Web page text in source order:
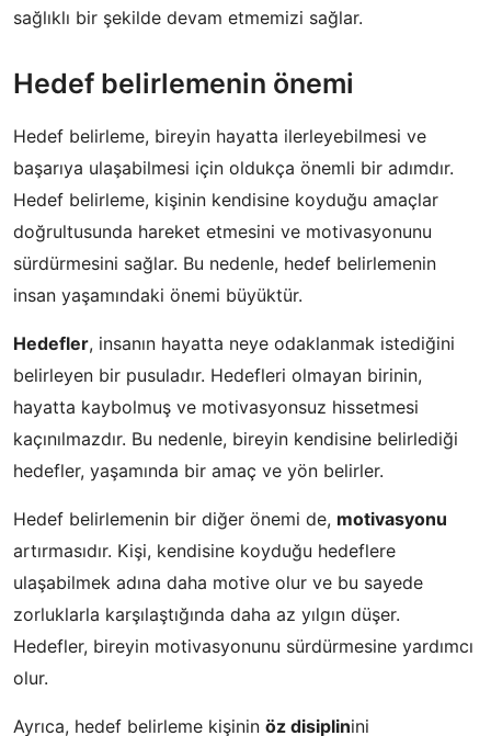
sağlıklı bir şekilde devam etmemizi sağlar.
Hedef belirlemenin önemi
Hedef belirleme, bireyin hayatta ilerleyebilmesi ve
başarıya ulaşabilmesi için oldukça önemli bir adımdır.
Hedef belirleme, kişinin kendisine koyduğu amaçlar
doğrultusunda hareket etmesini ve motivasyonunu
sürdürmesini sağlar. Bu nedenle, hedef belirlemenin
insan yaşamındaki önemi büyüktür.
Hedefler, insanın hayatta neye odaklanmak istediğini
belirleyen bir pusuladır. Hedefleri olmayan birinin,
hayatta kaybolmuş ve motivasyonsuz hissetmesi
kaçınılmazdır. Bu nedenle, bireyin kendisine belirlediği
hedefler, yaşamında bir amaç ve yön belirler.
Hedef belirlemenin bir diğer önemi de, motivasyonu
artırmasıdır. Kişi, kendisine koyduğu hedeflere
ulaşabilmek adına daha motive olur ve bu sayede
zorluklarla karşılaştığında daha az yılgın düşer.
Hedefler, bireyin motivasyonunu sürdürmesine yardımcı
olur.
Ayrıca, hedef belirleme kişinin öz disiplinini